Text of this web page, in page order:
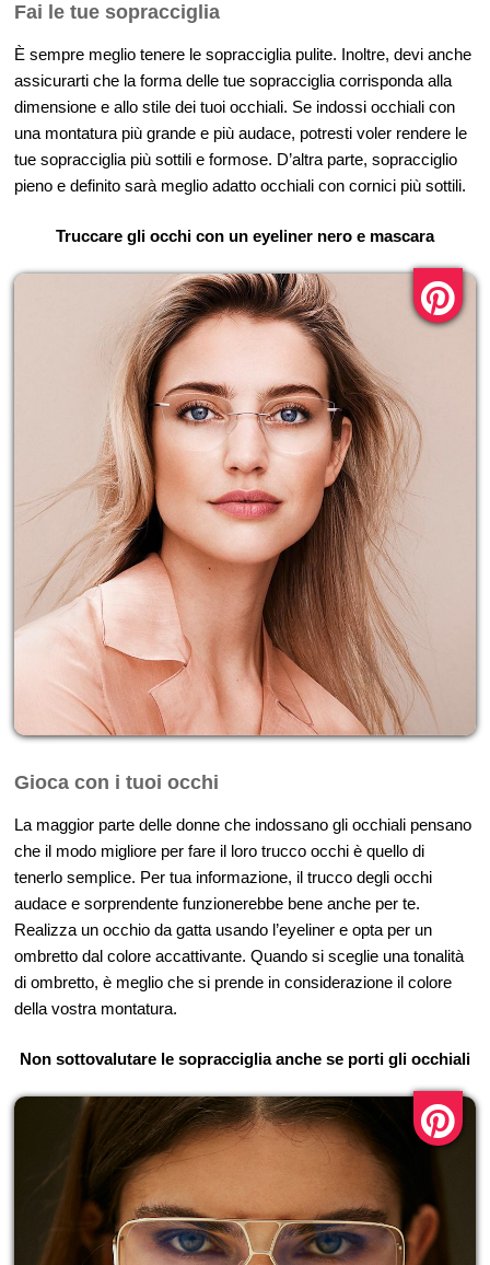
Fai le tue sopracciglia
È sempre meglio tenere le sopracciglia pulite. Inoltre, devi anche
assicurarti che la forma delle tue sopracciglia corrisponda alla
dimensione e allo stile dei tuoi occhiali. Se indossi occhiali con
una montatura più grande e più audace, potresti voler rendere le
tue sopracciglia più sottili e formose. D’altra parte, sopracciglio
pieno e definito sarà meglio adatto occhiali con cornici più sottili.
Truccare gli occhi con un eyeliner nero e mascara
Gioca con i tuoi occhi
La maggior parte delle donne che indossano gli occhiali pensano
che il modo migliore per fare il loro trucco occhi è quello di
tenerlo semplice. Per tua informazione, il trucco degli occhi
audace e sorprendente funzionerebbe bene anche per te.
Realizza un occhio da gatta usando l’eyeliner e opta per un
ombretto dal colore accattivante. Quando si sceglie una tonalità
di ombretto, è meglio che si prende in considerazione il colore
della vostra montatura.
Non sottovalutare le sopracciglia anche se porti gli occhiali